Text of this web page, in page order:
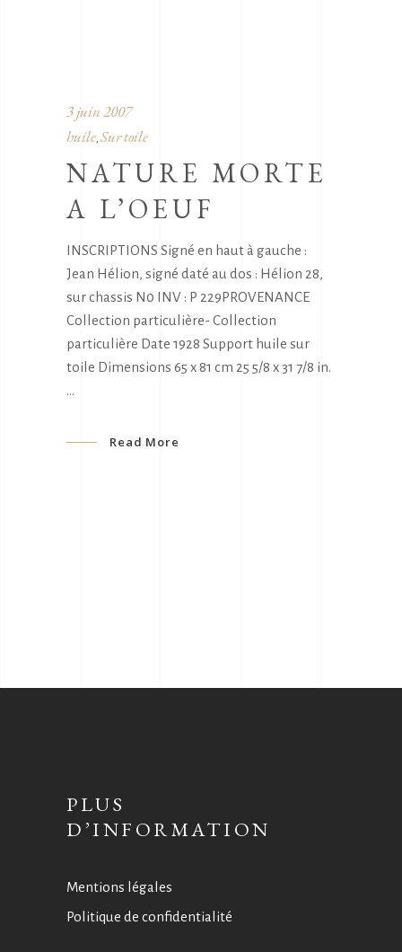
3 juin 2007
huile, Sur toile
NATURE MORTE
A L’OEUF
INSCRIPTIONS Signé en haut à gauche :
Jean Hélion, signé daté au dos : Hélion 28,
sur chassis N0 INV : P 229PROVENANCE
Collection particulière- Collection
particulière Date 1928 Support huile sur
toile Dimensions 65 x 81 cm 25 5/8 x 31 7/8 in.
Read More
PLUS
D’INFORMATION
Mentions légales
Politique de confidentialité